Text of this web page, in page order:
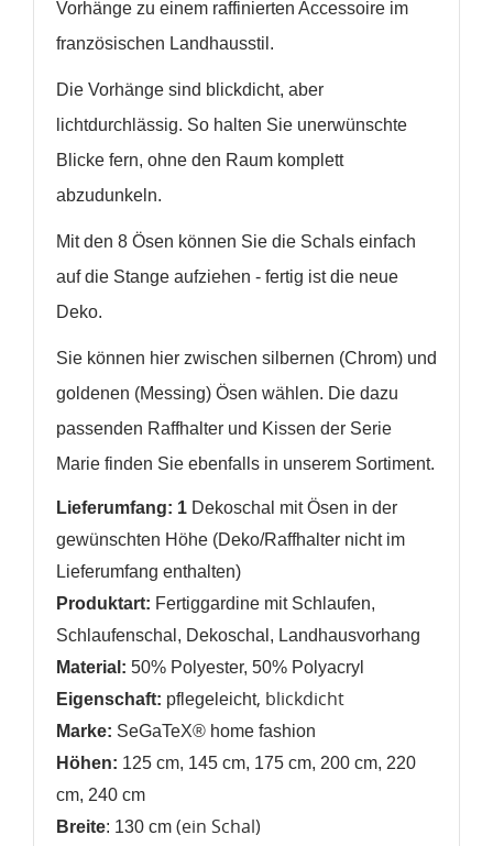
Vorhänge zu einem raffinierten Accessoire im
französischen Landhausstil.
Die Vorhänge sind blickdicht, aber
lichtdurchlässig. So halten Sie unerwünschte
Blicke fern, ohne den Raum komplett
abzudunkeln.
Mit den 8 Ösen können Sie die Schals einfach
auf die Stange aufziehen - fertig ist die neue
Deko.
Sie können hier zwischen silbernen (Chrom) und
goldenen (Messing) Ösen wählen. Die dazu
passenden Raffhalter und Kissen der Serie
Marie finden Sie ebenfalls in unserem Sortiment.
Lieferumfang: 1 Dekoschal mit Ösen in der
gewünschten Höhe (Deko/Raffhalter nicht im
Lieferumfang enthalten)
Produktart: Fertiggardine mit Schlaufen,
Schlaufenschal, Dekoschal, Landhausvorhang
Material: 50% Polyester, 50% Polyacryl
Eigenschaft: pflegeleicht, blickdicht
Marke: SeGaTeX® home fashion
Höhen: 125 cm, 145 cm, 175 cm, 200 cm, 220
cm, 240 cm
Breite: 130 cm (ein Schal)
AUF MEINE WUNSCHLISTE
add_circle_outline Neue Liste anlegen
WUNSCHLISTE ERSTELLEN
Name der Wunschliste
Wunschliste
ANMELDEN
Sie müssen angemeldet sein, um Artikel Ihrer
Wunschliste hinzufügen zu können.
Anmelden